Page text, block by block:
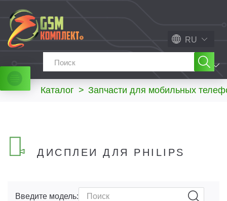
RU
МЕНЮ
Каталог > Запчасти для мобильных
ДИСПЛЕИ ДЛЯ PHILIPS
Введите модель: